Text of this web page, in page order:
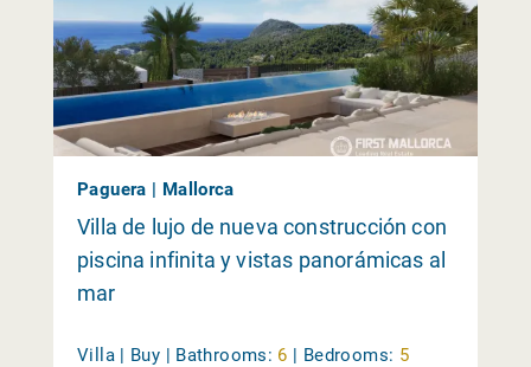
Paguera | Mallorca
Villa de lujo de nueva construcción con
piscina infinita y vistas panorámicas al
mar
Villa | Buy | Bathrooms: 6 | Bedrooms: 5